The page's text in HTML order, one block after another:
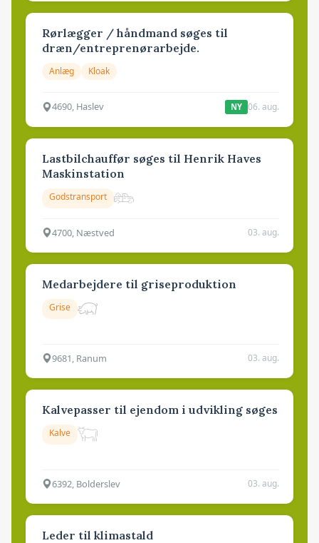
Rørlægger / håndmand søges til
dræn/entreprenørarbejde.
Anlæg Kloak
4690, Haslev NY 06. aug.
Lastbilchauffør søges til Henrik Haves
Maskinstation
Godstransport
4700, Næstved 03. aug.
Medarbejdere til griseproduktion
Grise
9681, Ranum 03. aug.
Kalvepasser til ejendom i udvikling søges
Kalve
6392, Bolderslev 03. aug.
Leder til klimastald